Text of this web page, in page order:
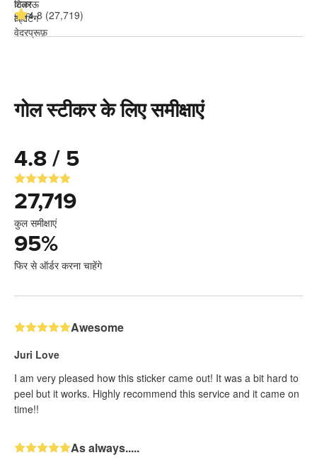
4.8 (27,719)
गोल स्टीकर के लिए समीक्षाएं
4.8 / 5
27,719
कुल समीक्षाएं
95%
फिर से ऑर्डर करना चाहेंगे
Awesome
Juri Love
I am very pleased how this sticker came out! It was a bit hard to
peel but it works. Highly recommend this service and it came on
time!!
As always.....